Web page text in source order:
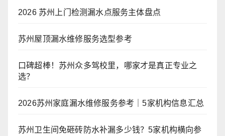
2026 苏州上门检测漏水点服务主体盘点
苏州屋顶漏水维修服务选型参考
口碑超棒！苏州众多驾校里，哪家才是真正专业之
选？
2026苏州家庭漏水维修服务参考｜5家机构信息汇总
苏州卫生间免砸砖防水补漏多少钱？5家机构横向参